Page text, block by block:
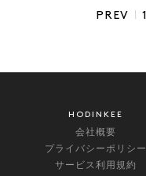
PREV | 1
HODINKEE
会社概要
プライバシーポリシー
サービス利用規約